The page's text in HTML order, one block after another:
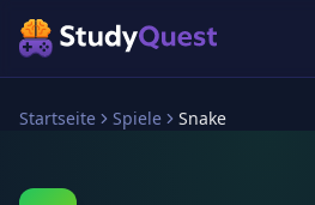
Startseite Spiele Snake